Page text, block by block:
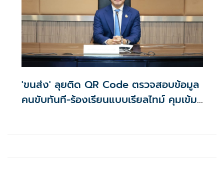
'ขนส่ง' ลุยติด QR Code ตรวจสอบข้อมูล
คนขับทันที-ร้องเรียนแบบเรียลไทม์ คุมเข้ม